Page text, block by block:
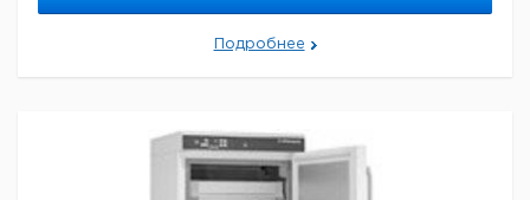
Подробнее